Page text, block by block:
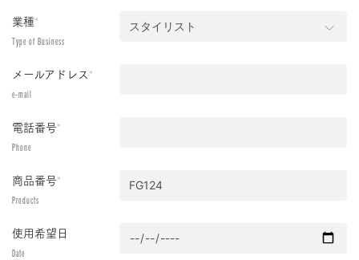
業種*
Type of Business
メールアドレス*
e-mail
電話番号*
Phone
商品番号*
Products
使用希望日
Date